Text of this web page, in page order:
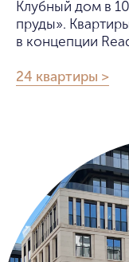
От
бытовой
Smeg
Отделка
Ванные
Английская
натуральный
White и
Клубный дом в
пруды».
в концепции
24 квартиры >